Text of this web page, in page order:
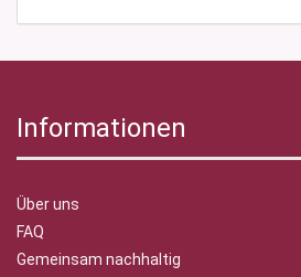
Informationen
Über uns
FAQ
Gemeinsam nachhaltig